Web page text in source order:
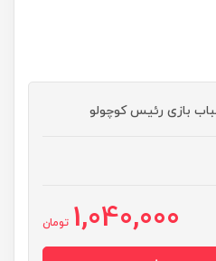
بازی رئیس کوچولو
1,040,000 تومان